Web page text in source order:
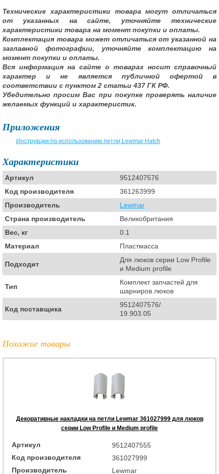
Технические характеристики товара могут отличаться
от указанных на сайте, уточняйте технические
характеристики товара на момент покупки и оплаты.
Комплектация товара может отличаться от указанной на
заглавной фотографии, уточняйте комплектацию на
момент покупки и оплаты.
Вся информация на сайте о товарах носит справочный
характер и не является публичной офертой в
соответствии с пунктом 2 статьи 437 ГК РФ.
Убедительно просим Вас при покупке проверять наличие
желаемых функций и характеристик.
Приложения
Инструкции по использованию петли Lewmar Hatch
Характеристики
Артикул
9512407576
Код производителя
361263999
Производитель
Lewmar
Страна производитель
Великобритания
Вес, кг
0.1
Материал
Пластмасса
Подходит
Для люков серии Low Profile
и Medium profile
Тип
Комплект запчастей для
шарниров люков
Код поставщика
9512407576/
19.903.05
Похожие товары
Декоративные накладки на петли Lewmar 361027999 для люков
серии Low Profile и Medium profile
Артикул
9512407555
Код производителя
361027999
Производитель
Lewmar